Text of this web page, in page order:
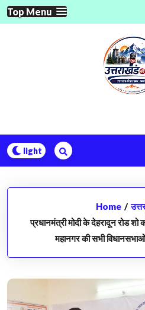
Skip
to
Top Menu
Home /
प्रधानमंत्री मोदी के देहरादून रोड
महानगर की सभी